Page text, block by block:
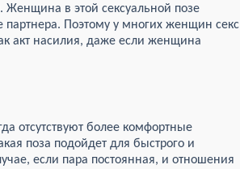
в этой сексуальной позе
партнера. Поэтому у многих женщин секс
акт насилия, даже если женщина
отсутствуют более комфортные
поза подойдет для быстрого и
если пара постоянная, и отношения